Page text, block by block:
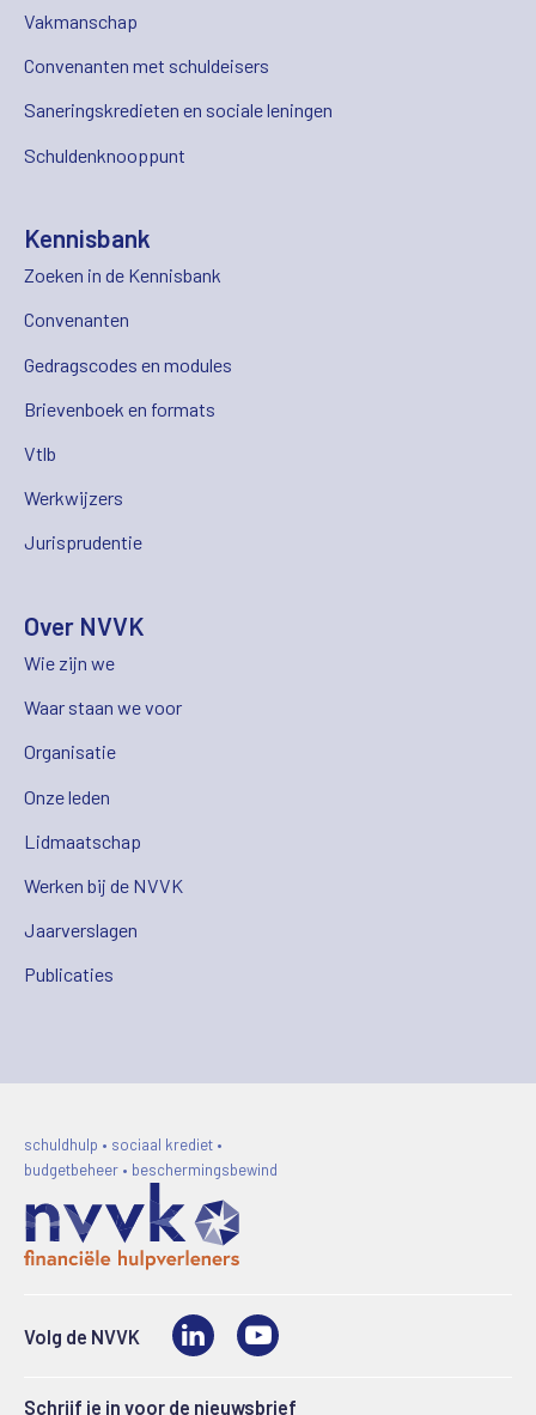
Vakmanschap
Convenanten met schuldeisers
Saneringskredieten en sociale leningen
Schuldenknooppunt
Kennisbank
Zoeken in de Kennisbank
Convenanten
Gedragscodes en modules
Brievenboek en formats
Vtlb
Werkwijzers
Jurisprudentie
Over NVVK
Wie zijn we
Waar staan we voor
Organisatie
Onze leden
Lidmaatschap
Werken bij de NVVK
Jaarverslagen
Publicaties
schuldhulp • sociaal krediet •
budgetbeheer • beschermingsbewind
Volg de NVVK LinkedIn
Schrijf je in voor de nieuwsbrief